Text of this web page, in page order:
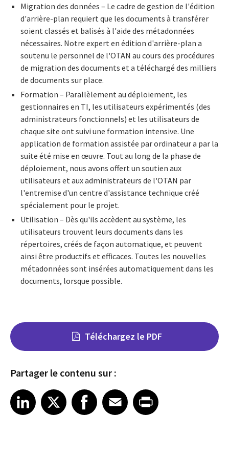
Migration des données – Le cadre de gestion de l'édition
d'arrière-plan requiert que les documents à transférer
soient classés et balisés à l'aide des métadonnées
nécessaires. Notre expert en édition d'arrière-plan a
soutenu le personnel de l'OTAN au cours des procédures
de migration des documents et a téléchargé des milliers
de documents sur place.
Formation – Parallèlement au déploiement, les
gestionnaires en TI, les utilisateurs expérimentés (des
administrateurs fonctionnels) et les utilisateurs de
chaque site ont suivi une formation intensive. Une
application de formation assistée par ordinateur a par la
suite été mise en œuvre. Tout au long de la phase de
déploiement, nous avons offert un soutien aux
utilisateurs et aux administrateurs de l'OTAN par
l'entremise d'un centre d'assistance technique créé
spécialement pour le projet.
Utilisation – Dès qu'ils accèdent au système, les
utilisateurs trouvent leurs documents dans les
répertoires, créés de façon automatique, et peuvent
ainsi être productifs et efficaces. Toutes les nouvelles
métadonnées sont insérées automatiquement dans les
documents, lorsque possible.
Téléchargez le PDF
Partager le contenu sur :
Share on LinkedIn
LinkedIn
Share on X Share on Facebook
Facebook
Share on EmailEmailShare on Print